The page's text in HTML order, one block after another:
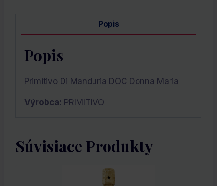
Popis
Popis
Primitivo Di Manduria DOC Donna Maria
Výrobca: PRIMITIVO
Súvisiace Produkty